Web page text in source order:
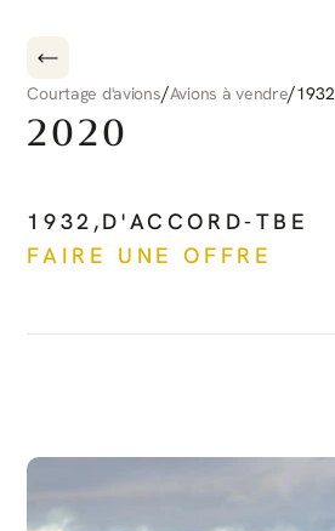
Courtage d'avions/Avions à vendre/1932
2020
1932 ,D'ACCORD-TBE
FAIRE UNE OFFRE
PLUS D'AVIONS